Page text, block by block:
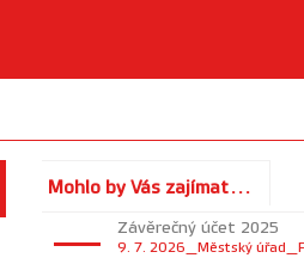
Mohlo by Vás zajímat...
Závěrečný účet 2025
9. 7. 2026_Městský